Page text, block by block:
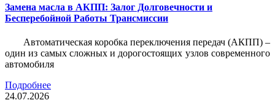
Замена масла в АКПП: Залог Долговечности и
Бесперебойной Работы Трансмиссии
Автоматическая коробка переключения передач (АКПП) –
один из самых сложных и дорогостоящих узлов современного
автомобиля
Подробнее
24.07.2026